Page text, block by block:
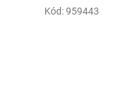
Kód:959443